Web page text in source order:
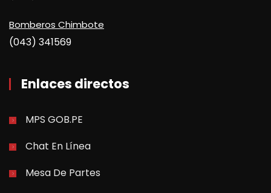
Bomberos Chimbote
(043) 341569
Enlaces directos
MPS GOB.PE
Chat En Línea
Mesa De Partes